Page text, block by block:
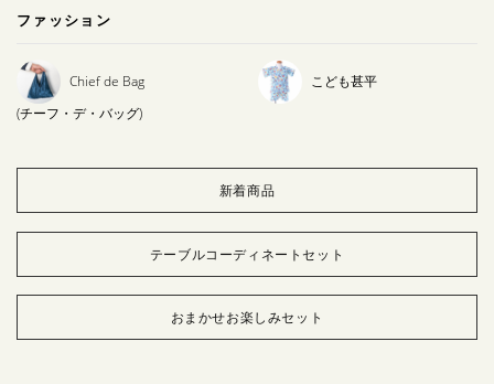
ファッション
Chief de Bag
(チーフ・デ・バッグ)
こども甚平
新着商品
テーブルコーディネートセット
おまかせお楽しみセット